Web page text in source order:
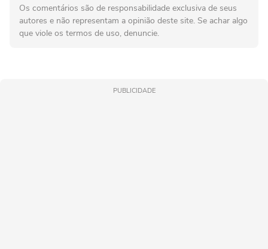
Os comentários são de responsabilidade exclusiva de seus
autores e não representam a opinião deste site. Se achar algo
que viole os termos de uso, denuncie.
PUBLICIDADE